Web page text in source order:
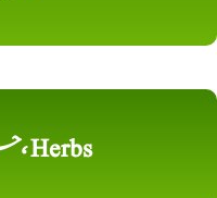
جڑی بوٹیاں، Herbs